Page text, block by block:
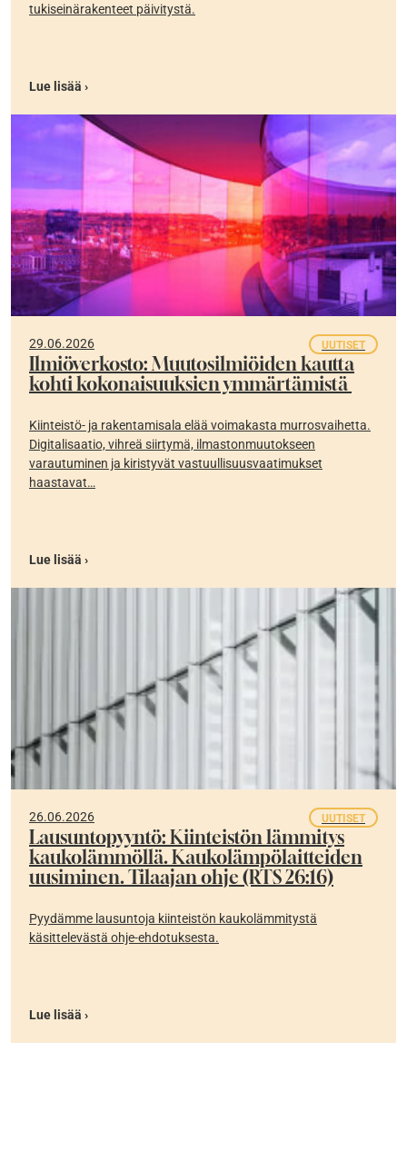
tukiseinärakenteet päivitystä.
Lue lisää ›
29.06.2026 UUTISET
Ilmiöverkosto: Muutosilmiöiden kautta
kohti kokonaisuuksien ymmärtämistä
Kiinteistö- ja rakentamisala elää voimakasta murrosvaihetta.
Digitalisaatio, vihreä siirtymä, ilmastonmuutokseen
varautuminen ja kiristyvät vastuullisuusvaatimukset
haastavat…
Lue lisää ›
26.06.2026 UUTISET
Lausuntopyyntö: Kiinteistön lämmitys
kaukolämmöllä. Kaukolämpölaitteiden
uusiminen. Tilaajan ohje (RTS 26:16)
Pyydämme lausuntoja kiinteistön kaukolämmitystä
käsittelevästä ohje-ehdotuksesta.
Lue lisää ›